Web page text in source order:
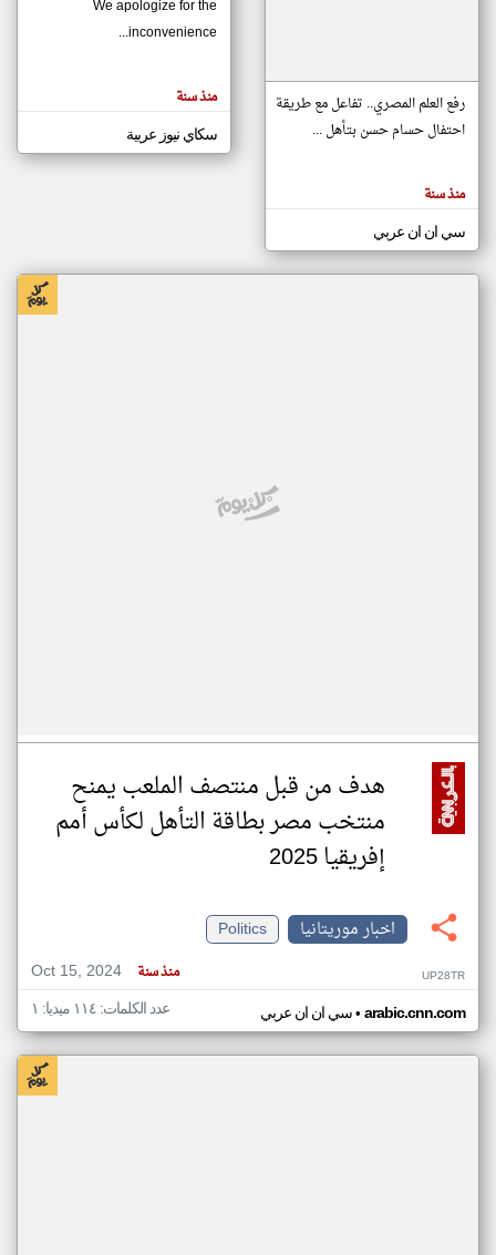
مصادر الأخبار من موريتانيا
اخبار موريتانيا على مدار الساعة
أهم اخبار موريتانيا العاجلة والمباشرة
المقالات
الموجوده
هنا عن
رفع العلم المصري.. تفاعل مع طريقة
احتفال حسام حسن بتأهل ...
منذ سنة
سي ان ان عربي
We apologize for the
inconvenience...
منذ سنة
سكاي نيوز عربية
هدف من قبل منتصف الملعب يمنح
منتخب مصر بطاقة التأهل لكأس أمم
إفريقيا 2025
اخبار موريتانيا
Politics
Oct 15, 2024
منذ سنة UP28TR
سي ان ان عربي• arabic.cnn.com عدد الكلمات: ١١٤ ميديا: ١
klyoum.com